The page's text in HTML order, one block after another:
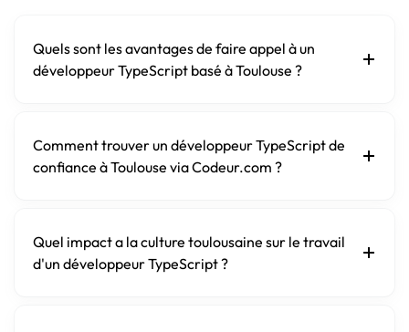
Quels sont les avantages de faire appel à un
développeur TypeScript basé à Toulouse ?
Comment trouver un développeur TypeScript de
confiance à Toulouse via Codeur.com ?
Quel impact a la culture toulousaine sur le travail
d'un développeur TypeScript ?